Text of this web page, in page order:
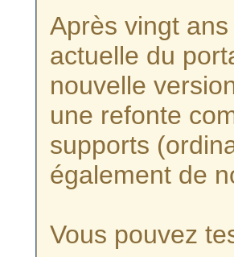
Après vingt
actuelle du
nouvelle
une refonte
supports
également de
Vous pouvez